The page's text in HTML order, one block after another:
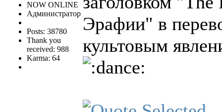
NOW ONLINE
Администратор
Posts: 38780
Thank you
received: 988
Karma: 64
Эрафии" в
культовым